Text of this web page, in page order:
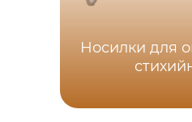
Носилки для